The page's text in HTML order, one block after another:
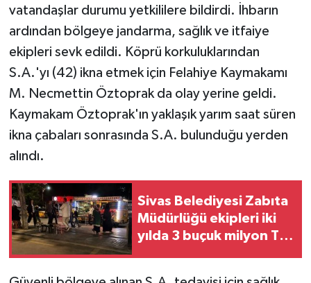
vatandaşlar durumu yetkililere bildirdi. İhbarın
ardından bölgeye jandarma, sağlık ve itfaiye
ekipleri sevk edildi. Köprü korkuluklarından
S.A.'yı (42) ikna etmek için Felahiye Kaymakamı
M. Necmettin Öztoprak da olay yerine geldi.
Kaymakam Öztoprak'ın yaklaşık yarım saat süren
ikna çabaları sonrasında S.A. bulunduğu yerden
alındı.
Sivas Belediyesi Zabıta
Müdürlüğü ekipleri iki
yılda 3 buçuk milyon TL